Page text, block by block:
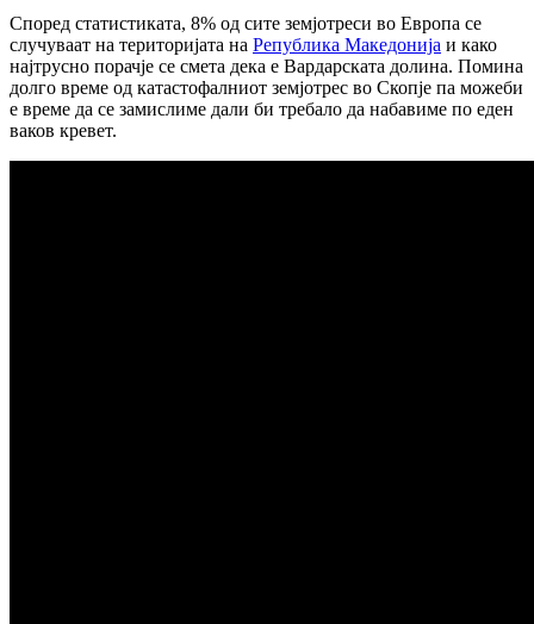
Според статистиката, 8% од сите земјотреси во Европа се
случуваат на територијата на Република Македонија и како
најтрусно порачје се смета дека е Вардарската долина. Помина
долго време од катастофалниот земјотрес во Скопје па можеби
е време да се замислиме дали би требало да набавиме по еден
ваков кревет.